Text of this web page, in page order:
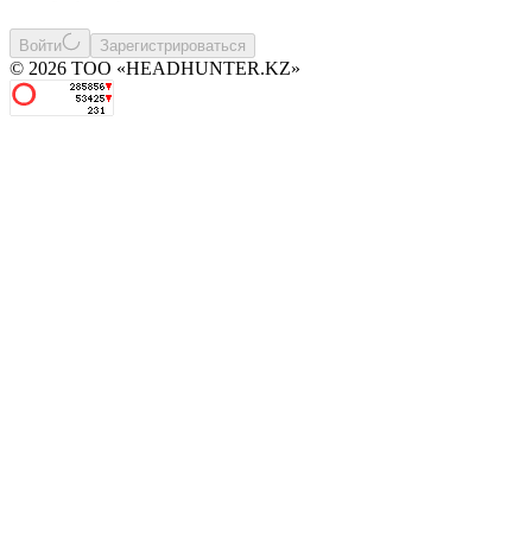
Войти Зарегистрироваться
© 2026 ТОО «HEADHUNTER.KZ»